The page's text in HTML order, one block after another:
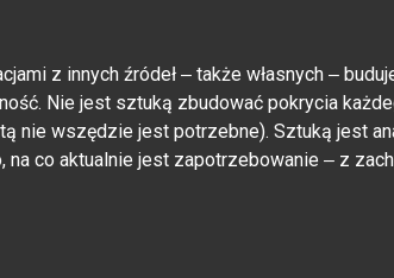
z innych źródeł ‒ także własnych ‒
Nie jest sztuką zbudować pokrycia
nie wszędzie jest potrzebne). Sztuką jest
na co aktualnie jest zapotrzebowanie ‒ z